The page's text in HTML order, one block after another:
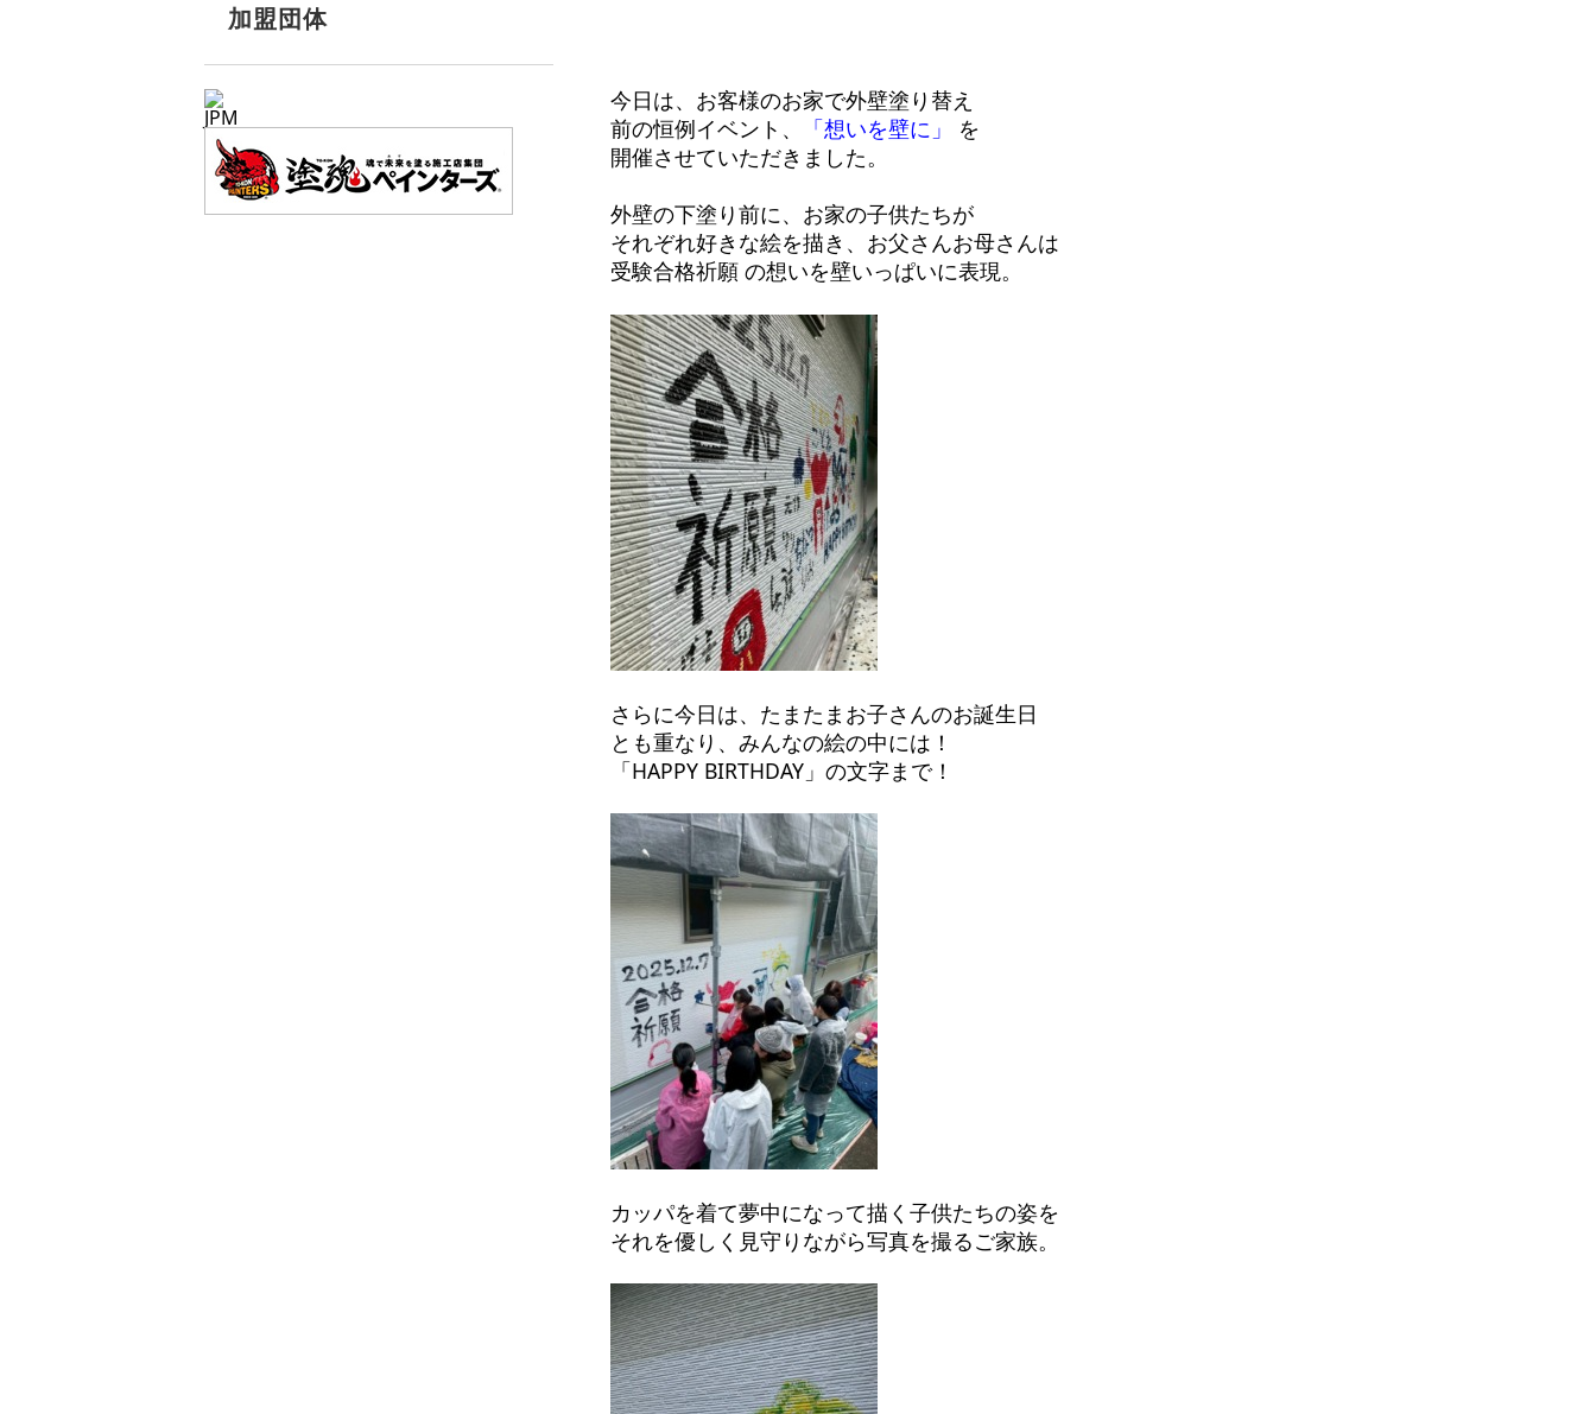
加盟団体
JPM
今日は、お客様のお家で外壁塗り替え
前の恒例イベント、
「想いを壁に」
を
開催させていただきました。
外壁の下塗り前に、お家の子供たちが
それぞれ好きな絵を描き、お父さんお母さんは
受験合格祈願 の想いを壁いっぱいに表現。
さらに今日は、たまたまお子さんのお誕生日
とも重なり、みんなの絵の中には！
「HAPPY BIRTHDAY」の文字まで！
カッパを着て夢中になって描く子供たちの姿を
それを優しく見守りながら写真を撮るご家族。